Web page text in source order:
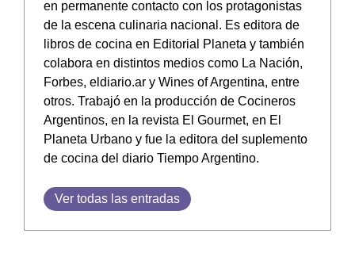
en permanente contacto con los protagonistas
de la escena culinaria nacional. Es editora de
libros de cocina en Editorial Planeta y también
colabora en distintos medios como La Nación,
Forbes, eldiario.ar y Wines of Argentina, entre
otros. Trabajó en la producción de Cocineros
Argentinos, en la revista El Gourmet, en El
Planeta Urbano y fue la editora del suplemento
de cocina del diario Tiempo Argentino.
Ver todas las entradas